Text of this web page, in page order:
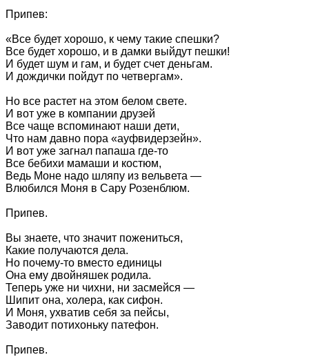
Припев:
«Все будет хорошо, к чему такие спешки?
Все будет хорошо, и в дамки выйдут пешки!
И будет шум и гам, и будет счет деньгам.
И дождички пойдут по четвергам».
Но все растет на этом белом свете.
И вот уже в компании друзей
Все чаще вспоминают наши дети,
Что нам давно пора «ауфвидерзейн».
И вот уже загнал папаша где-то
Все бебихи мамаши и костюм,
Ведь Моне надо шляпу из вельвета —
Влюбился Моня в Сару Розенблюм.
Припев.
Вы знаете, что значит пожениться,
Какие получаются дела.
Но почему-то вместо единицы
Она ему двойняшек родила.
Теперь уже ни чихни, ни засмейся —
Шипит она, холера, как сифон.
И Моня, ухватив себя за пейсы,
Заводит потихоньку патефон.
Припев.